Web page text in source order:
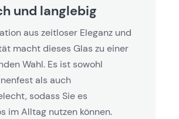
und langlebig
aus zeitloser Eleganz und
macht dieses Glas zu einer
Wahl. Es ist sowohl
als auch
sodass Sie es
im Alltag nutzen können.